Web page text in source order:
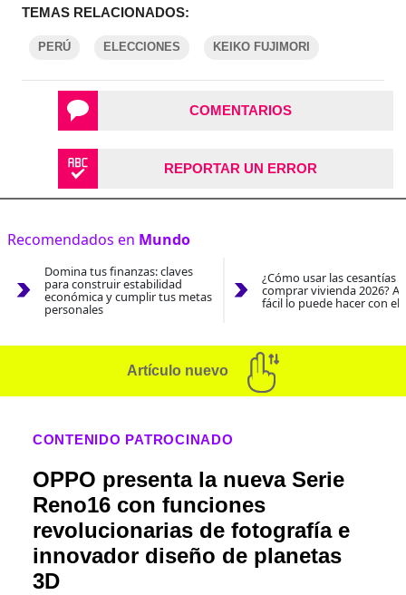
TEMAS RELACIONADOS:
PERÚ ELECCIONES KEIKO FUJIMORI
COMENTARIOS
REPORTAR UN ERROR
Recomendados en Mundo
Domina tus finanzas: claves
para construir estabilidad
económica y cumplir tus metas
personales
¿Cómo usar las cesantías
comprar vivienda 2026?
fácil lo puede hacer con el
Artículo nuevo
CONTENIDO PATROCINADO
OPPO presenta la nueva Serie
Reno16 con funciones
revolucionarias de fotografía e
innovador diseño de planetas
3D